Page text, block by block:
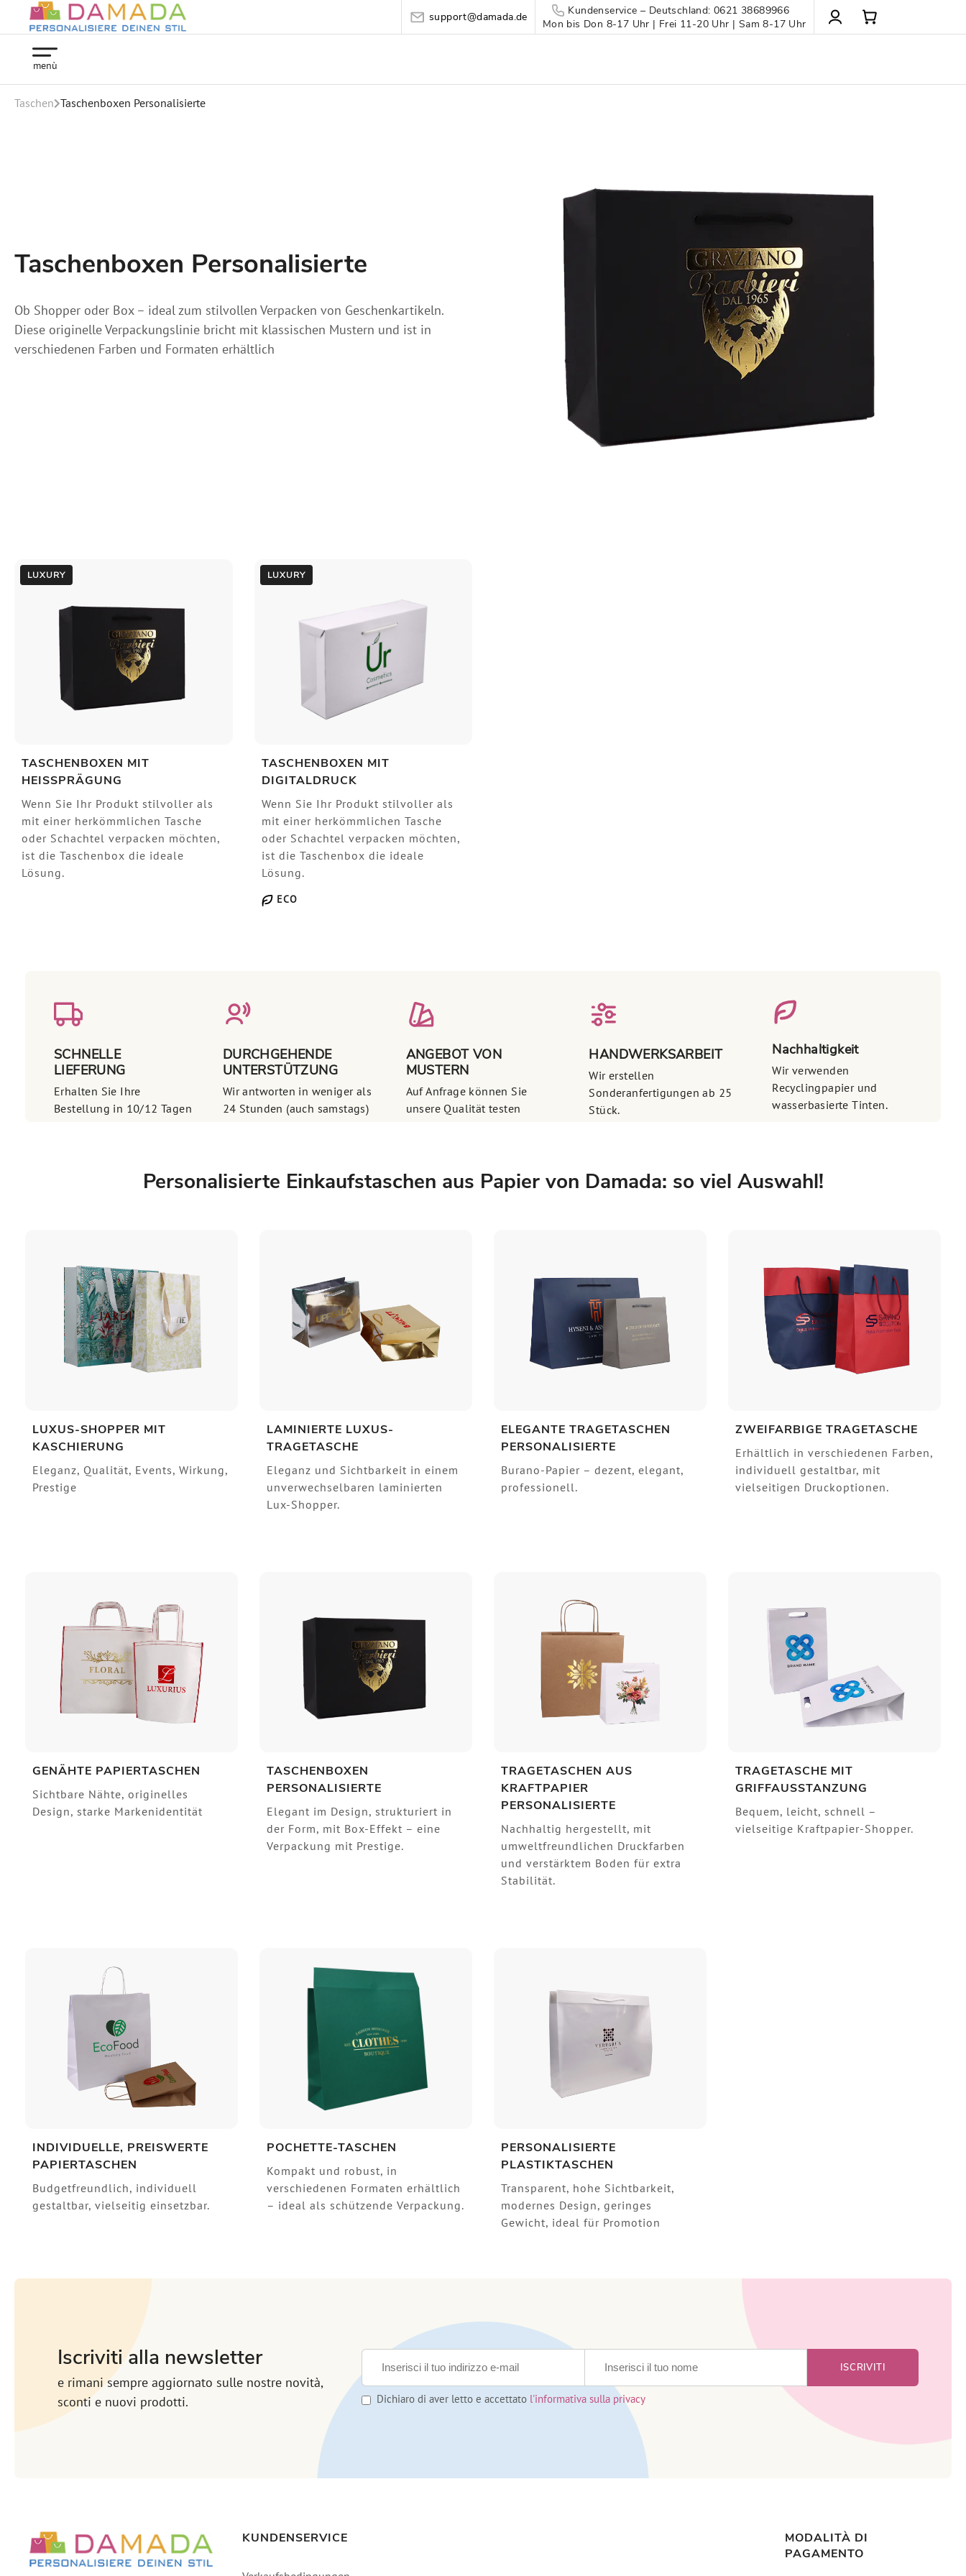
support@damada.de
Kundenservice – Deutschland: 0621 38689966
Mon bis Don 8-17 Uhr | Frei 11-20 Uhr | Sam 8-17 Uhr
menù
Taschen Taschenboxen Personalisierte
Taschenboxen Personalisierte
Ob Shopper oder Box – ideal zum stilvollen Verpacken von Geschenkartikeln.
Diese originelle Verpackungslinie bricht mit klassischen Mustern und ist in
verschiedenen Farben und Formaten erhältlich
LUXURY
TASCHENBOXEN MIT
HEISSPRÄGUNG
Wenn Sie Ihr Produkt stilvoller als
mit einer herkömmlichen Tasche
oder Schachtel verpacken möchten,
ist die Taschenbox die ideale
Lösung.
LUXURY
TASCHENBOXEN MIT
DIGITALDRUCK
Wenn Sie Ihr Produkt stilvoller als
mit einer herkömmlichen Tasche
oder Schachtel verpacken möchten,
ist die Taschenbox die ideale
Lösung.
ECO
SCHNELLE
LIEFERUNG
Erhalten Sie Ihre
Bestellung in 10/12 Tagen
DURCHGEHENDE
UNTERSTÜTZUNG
Wir antworten in weniger als
24 Stunden (auch samstags)
ANGEBOT VON
MUSTERN
Auf Anfrage können Sie
unsere Qualität testen
HANDWERKSARBEIT
Wir erstellen
Sonderanfertigungen ab 25
Stück.
Nachhaltigkeit
Wir verwenden
Recyclingpapier und
wasserbasierte Tinten.
Personalisierte Einkaufstaschen aus Papier von Damada: so viel Auswahl!
LUXUS-SHOPPER MIT
KASCHIERUNG
Eleganz, Qualität, Events, Wirkung,
Prestige
LAMINIERTE LUXUS-
TRAGETASCHE
Eleganz und Sichtbarkeit in einem
unverwechselbaren laminierten
Lux-Shopper.
ELEGANTE TRAGETASCHEN
PERSONALISIERTE
Burano-Papier – dezent, elegant,
professionell.
ZWEIFARBIGE TRAGETASCHE
Erhältlich in verschiedenen Farben,
individuell gestaltbar, mit
vielseitigen Druckoptionen.
GENÄHTE PAPIERTASCHEN
Sichtbare Nähte, originelles
Design, starke Markenidentität
TASCHENBOXEN
PERSONALISIERTE
Elegant im Design, strukturiert in
der Form, mit Box-Effekt – eine
Verpackung mit Prestige.
TRAGETASCHEN AUS
KRAFTPAPIER
PERSONALISIERTE
Nachhaltig hergestellt, mit
umweltfreundlichen Druckfarben
und verstärktem Boden für extra
Stabilität.
TRAGETASCHE MIT
GRIFFAUSSTANZUNG
Bequem, leicht, schnell –
vielseitige Kraftpapier-Shopper.
INDIVIDUELLE, PREISWERTE
PAPIERTASCHEN
Budgetfreundlich, individuell
gestaltbar, vielseitig einsetzbar.
POCHETTE-TASCHEN
Kompakt und robust, in
verschiedenen Formaten erhältlich
– ideal als schützende Verpackung.
PERSONALISIERTE
PLASTIKTASCHEN
Transparent, hohe Sichtbarkeit,
modernes Design, geringes
Gewicht, ideal für Promotion
Iscriviti alla newsletter
e rimani sempre aggiornato sulle nostre novità,
sconti e nuovi prodotti.
Dichiaro di aver letto e accettato l'informativa sulla privacy
KUNDENSERVICE
MODALITÀ DI
PAGAMENTO